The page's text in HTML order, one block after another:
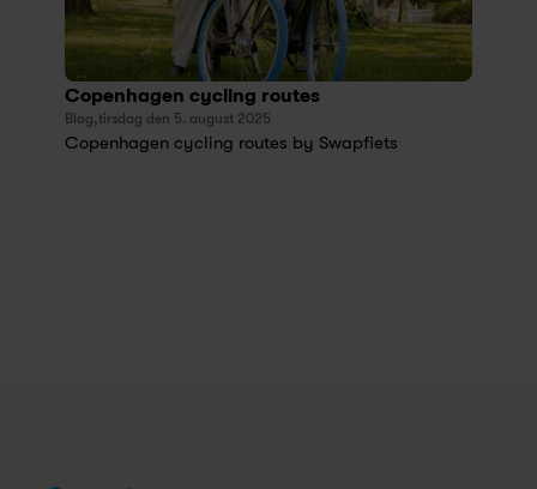
Copenhagen cycling routes
Blog,tirsdag den 5. august 2025
Copenhagen cycling routes by Swapfiets